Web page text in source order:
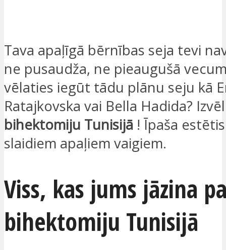
Tava apaļīgā bērnības seja tevi
ne pusaudža, ne pieaugušā
vēlaties iegūt tādu plānu seju kā
Ratajkovska vai Bella Hadida?
bihektomiju Tunisijā ! Īpaša
slaidiem apaļiem vaigiem.
Viss, kas jums jāzina
bihektomiju Tunisijā